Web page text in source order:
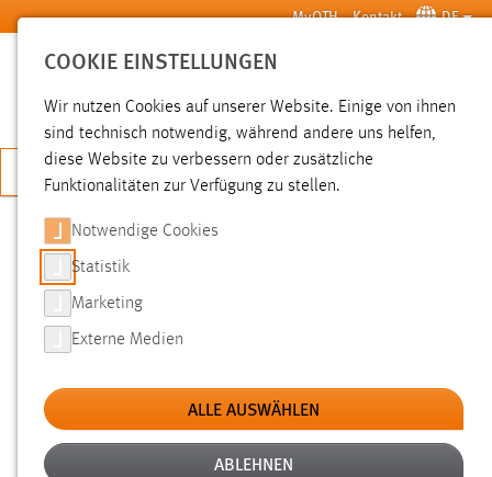
Zum Hauptinhalt springen MyOTH Kontakt DE
SUCHE
JETZT BEWERBEN
SUCHE
FILTER
Typ
Erstellungsdatum
COOKIE EINSTELLUNGEN
Wir nutzen Cookies auf unserer Website. Einige von ihnen
sind technisch notwendig, während andere uns helfen,
diese Website zu verbessern oder zusätzliche
Funktionalitäten zur Verfügung zu stellen.
Notwendige Cookies
Statistik
Marketing
Externe Medien
ALLE AUSWÄHLEN
ABLEHNEN